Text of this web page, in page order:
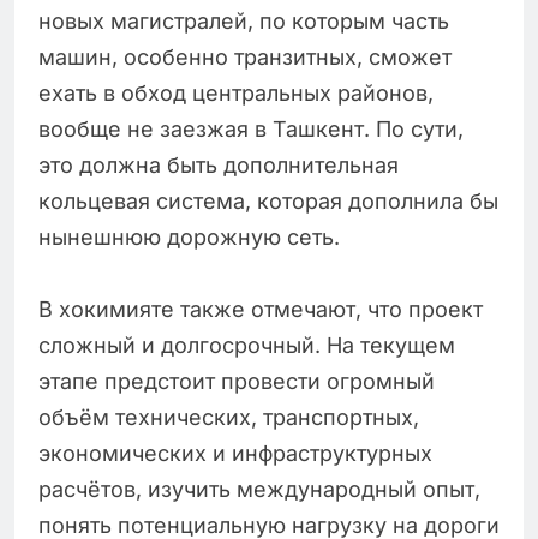
новых магистралей, по которым часть
машин, особенно транзитных, сможет
ехать в обход центральных районов,
вообще не заезжая в Ташкент. По сути,
это должна быть дополнительная
кольцевая система, которая дополнила бы
нынешнюю дорожную сеть.
В хокимияте также отмечают, что проект
сложный и долгосрочный. На текущем
этапе предстоит провести огромный
объём технических, транспортных,
экономических и инфраструктурных
расчётов, изучить международный опыт,
понять потенциальную нагрузку на дороги